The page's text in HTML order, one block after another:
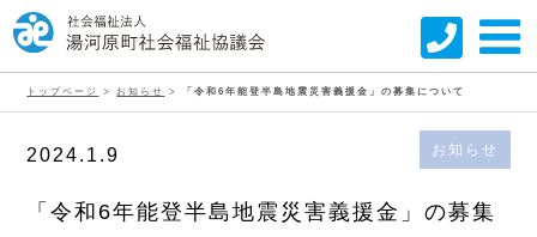
トップページ >お知らせ > 「令和6年能登半島地震災害義援金」の募集について
2024.1.9 お知らせ
「令和6年能登半島地震災害義援金」の募集